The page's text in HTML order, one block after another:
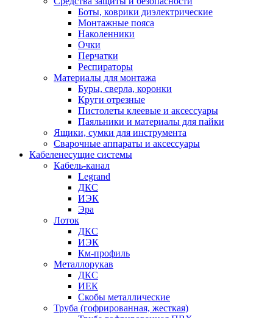
Боты, коврики диэлектрические
Монтажные пояса
Наколенники
Очки
Перчатки
Респираторы
Материалы для монтажа
Буры, сверла, коронки
Круги отрезные
Пистолеты клеевые и аксессуары
Паяльники и материалы для пайки
Ящики, сумки для инструмента
Сварочные аппараты и аксессуары
Кабеленесущие системы
Кабель-канал
Legrand
ДКС
ИЭК
Эра
Лоток
ДКС
ИЭК
Км-профиль
Металлорукав
ДКС
ИЕК
Скобы металлические
Труба (гофрированная, жесткая)